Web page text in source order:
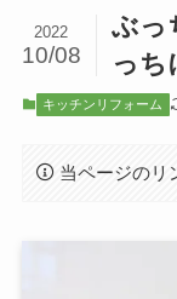
ぶっ
っち
2022
10/08
キッチンリフォーム
当ページのリ